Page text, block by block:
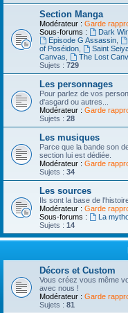
Section Manga
Modérateur : Garde
Sous-forums :
Dark
Episode G Assassin,
of Poséidon
Saint
Canvas
The Lost
Sujets : 729
Les personnages
Pour parlez de vos
d'asgard ou autres...
Modérateur : Garde
Sujets : 28
Les musiques
Parce que la bande son
section lui est dédiée.
Modérateur : Garde
Sujets : 34
Les sources
Ils sont la base de
Modérateur : Garde
Sous-forums :
La
Sujets : 14
Décors et Custom
Vous créez vous même
avec nous !
Modérateur : Garde
Sujets : 81